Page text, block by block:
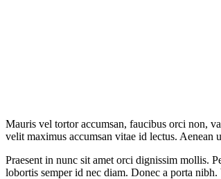
Mauris vel tortor accumsan, faucibus orci non,
velit maximus accumsan vitae id lectus. Aenean
Praesent in nunc sit amet orci dignissim mollis.
lobortis semper id nec diam. Donec a porta